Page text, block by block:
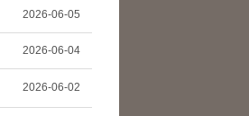
2026-06-05
2026-06-04
2026-06-02